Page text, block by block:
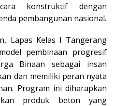
konstruktif dengan
pembangunan nasional.
Lapas Kelas I Tangerang
pembinaan progresif
Binaan sebagai insan
dan memiliki peran nyata
Program ini diharapkan
produk beton yang